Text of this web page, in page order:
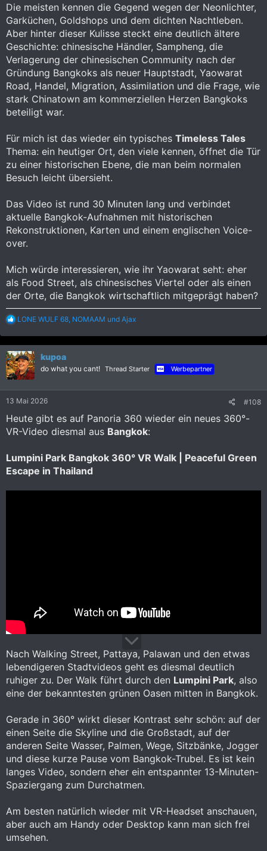
Die meisten kennen die Gegend wegen der Neonlichter,
Garküchen, Goldshops und dem dichten Nachtleben.
Aber hinter dieser Kulisse steckt eine deutlich ältere
Geschichte: chinesische Händler, Sampheng, die
Verlagerung der chinesischen Community nach der
Gründung Bangkoks als neuer Hauptstadt, Yaowarat
Road, Handel, Migration, Assimilation und die Frage, wie
stark Chinatown am kommerziellen Herzen Bangkoks
beteiligt war.
Für mich ist das wieder ein typisches Timeless Tales
Thema: ein heutiger Ort, den viele kennen, öffnet die Tür
zu einer historischen Ebene, die man beim normalen
Besuch leicht übersieht.
Das Video ist rund 30 Minuten lang und verbindet
aktuelle Bangkok-Aufnahmen mit historischen
Rekonstruktionen, Karten und einem englischen Voice-
over.
Mich würde interessieren, wie ihr Yaowarat seht: eher
als Food Street, als chinesisches Viertel oder als einen
der Orte, die Bangkok wirtschaftlich mitgeprägt haben?
R
a
k
t
i
o
n
LONE WULF 68, NOMAAM und Ajax
kupoa
do what you cant! Thread Starter Werbepartner
13 Mai 2026 #108
Heute gibt es auf Panoria 360 wieder ein neues 360°-
VR-Video diesmal aus Bangkok:
Lumpini Park Bangkok 360° VR Walk | Peaceful Green
Escape in Thailand
Nach Walking Street, Pattaya, Palawan und den etwas
lebendigeren Stadtvideos geht es diesmal deutlich
ruhiger zu. Der Walk führt durch den Lumpini Park, also
eine der bekanntesten grünen Oasen mitten in Bangkok.
Gerade in 360° wirkt dieser Kontrast sehr schön: auf der
einen Seite die Skyline und die Großstadt, auf der
anderen Seite Wasser, Palmen, Wege, Sitzbänke, Jogger
und diese kurze Pause vom Bangkok-Trubel. Es ist kein
langes Video, sondern eher ein entspannter 13-Minuten-
Spaziergang zum Durchatmen.
Am besten natürlich wieder mit VR-Headset anschauen,
aber auch am Handy oder Desktop kann man sich frei
umsehen.